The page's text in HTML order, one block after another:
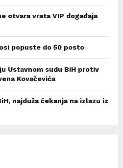
otvara vrata VIP događaja
popuste do 50 posto
Ustavnom sudu BiH protiv
Kovačevića
najduža čekanja na izlazu iz